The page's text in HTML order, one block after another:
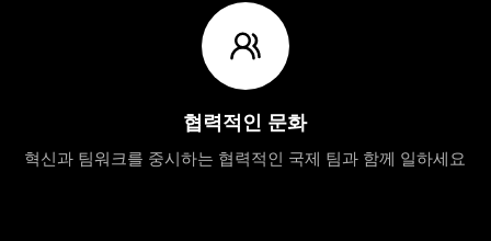
협력적인 문화
혁신과 팀워크를 중시하는 협력적인 국제 팀과 함께 일하세요